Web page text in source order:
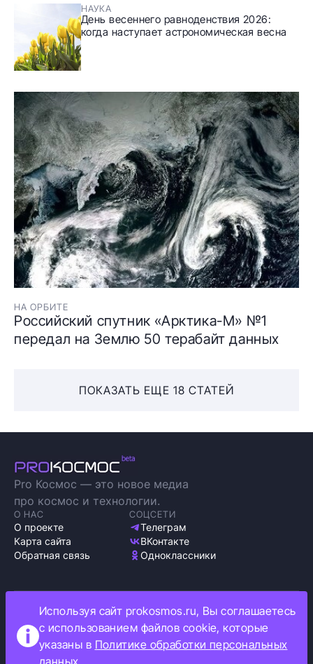
НАУКА
День весеннего равноденствия 2026:
когда наступает астрономическая весна
НА ОРБИТЕ
Российский спутник «Арктика-М» №1
передал на Землю 50 терабайт данных
ПОКАЗАТЬ ЕЩЕ 18 СТАТЕЙ
Pro Космос — это новое медиа
про космос и технологии.
О НАС
О проекте
Карта сайта
Обратная связь
СОЦСЕТИ
Телеграм
ВКонтакте
Одноклассники
Политика обработки персональных данных
Как мы используем cookie
Информация об ограничениях
Используя сайт prokosmos.ru, Вы соглашаетесь
с использованием файлов cookie, которые
указаны в Политике обработки персональных
данных